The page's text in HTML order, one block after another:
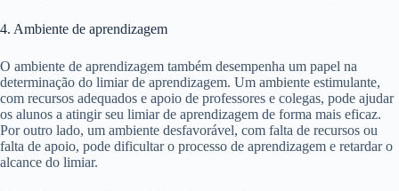
4. Ambiente de aprendizagem
O ambiente de aprendizagem também desempenha um papel na
determinação do limiar de aprendizagem. Um ambiente estimulante,
com recursos adequados e apoio de professores e colegas, pode ajudar
os alunos a atingir seu limiar de aprendizagem de forma mais eficaz.
Por outro lado, um ambiente desfavorável, com falta de recursos ou
falta de apoio, pode dificultar o processo de aprendizagem e retardar o
alcance do limiar.